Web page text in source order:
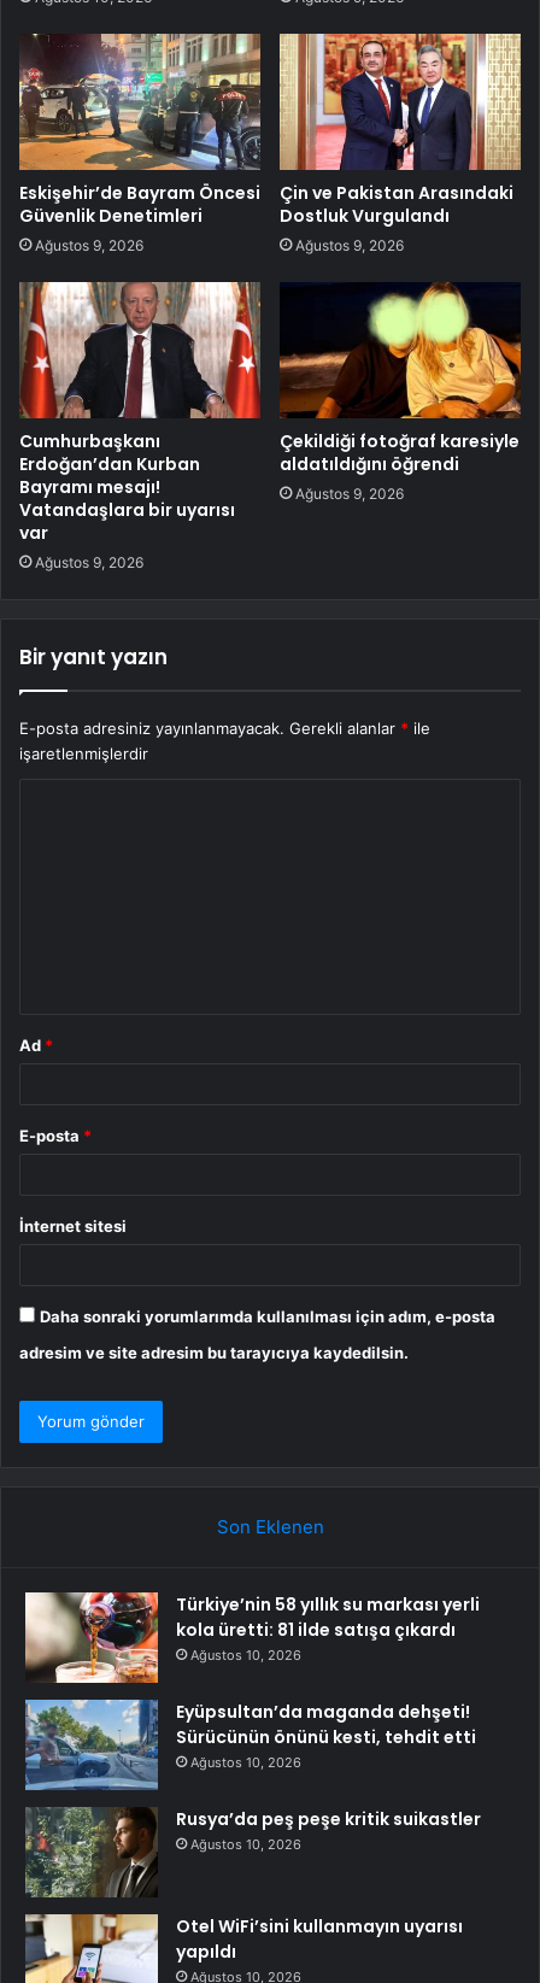
Eskişehir’de Bayram Öncesi
Güvenlik Denetimleri
Ağustos 9, 2026
Çin ve Pakistan Arasındaki
Dostluk Vurgulandı
Ağustos 9, 2026
Cumhurbaşkanı
Erdoğan’dan Kurban
Bayramı mesajı!
Vatandaşlara bir uyarısı
var
Ağustos 9, 2026
Çekildiği fotoğraf karesiyle
aldatıldığını öğrendi
Ağustos 9, 2026
Bir yanıt yazın
E-posta adresiniz yayınlanmayacak. Gerekli alanlar * ile
işaretlenmişlerdir
Ad *
E-posta *
İnternet sitesi
Daha sonraki yorumlarımda kullanılması için adım, e-posta
adresim ve site adresim bu tarayıcıya kaydedilsin.
Son Eklenen
Türkiye’nin 58 yıllık su markası yerli
kola üretti: 81 ilde satışa çıkardı
Ağustos 10, 2026
Eyüpsultan’da maganda dehşeti!
Sürücünün önünü kesti, tehdit etti
Ağustos 10, 2026
Rusya’da peş peşe kritik suikastler
Ağustos 10, 2026
Otel WiFi’sini kullanmayın uyarısı
yapıldı
Ağustos 10, 2026